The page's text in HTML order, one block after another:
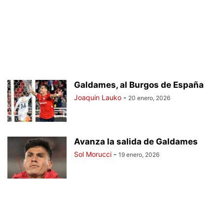
Galdames, al Burgos de España
Joaquin Lauko - 20 enero, 2026
Avanza la salida de Galdames
Sol Morucci - 19 enero, 2026